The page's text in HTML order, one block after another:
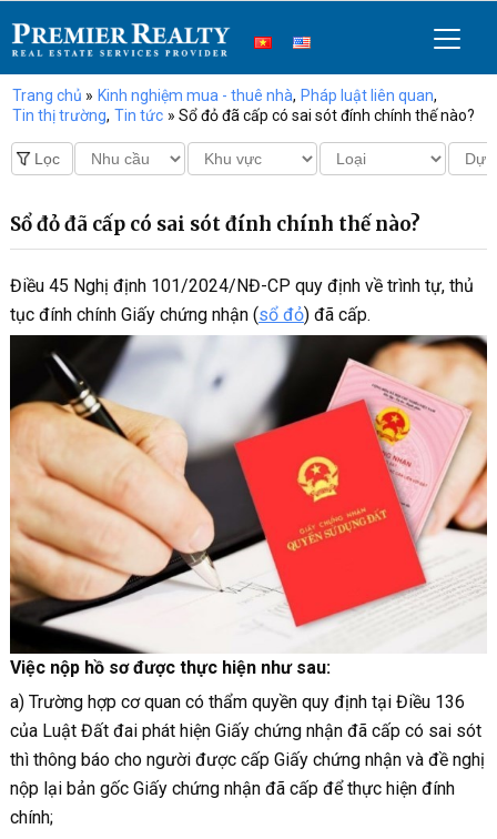
Trang chủ » Kinh nghiệm mua - thuê nhà, Pháp luật liên quan,
Tin thị trường, Tin tức » Sổ đỏ đã cấp có sai sót đính chính thế nào?
Sổ đỏ đã cấp có sai sót đính chính thế nào?
Điều 45 Nghị định 101/2024/NĐ-CP quy định về trình tự, thủ
tục đính chính Giấy chứng nhận (sổ đỏ) đã cấp.
Việc nộp hồ sơ được thực hiện như sau:
a) Trường hợp cơ quan có thẩm quyền quy định tại Điều 136
của Luật Đất đai phát hiện Giấy chứng nhận đã cấp có sai sót
thì thông báo cho người được cấp Giấy chứng nhận và đề nghị
nộp lại bản gốc Giấy chứng nhận đã cấp để thực hiện đính
chính;